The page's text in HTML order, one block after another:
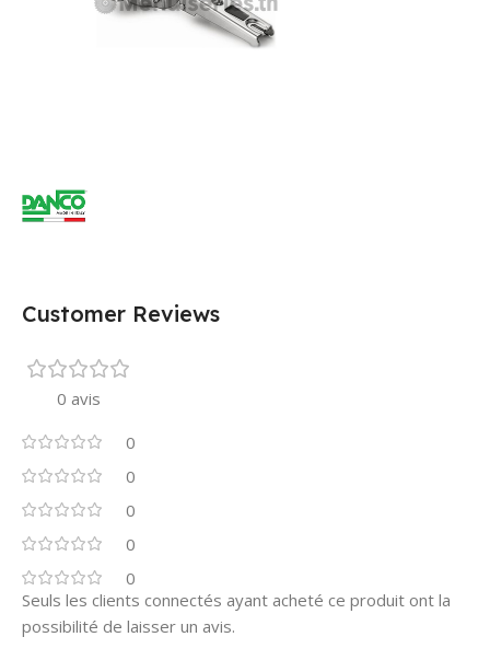
Customer Reviews
0 avis
0
0
0
0
0
Seuls les clients connectés ayant acheté ce produit ont la
possibilité de laisser un avis.